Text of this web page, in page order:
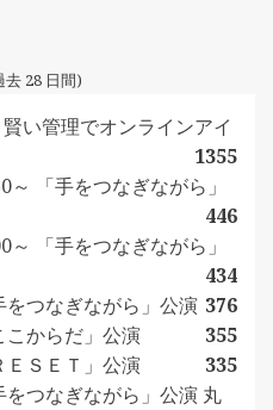
28 日間)
い管理でオンラインアイ
1355
「手をつなぎながら」
446
「手をつなぎながら」
434
つなぎながら」公演 376
こからだ」公演
355
ＥＳＥＴ」公演
335
つなぎながら」公演 丸